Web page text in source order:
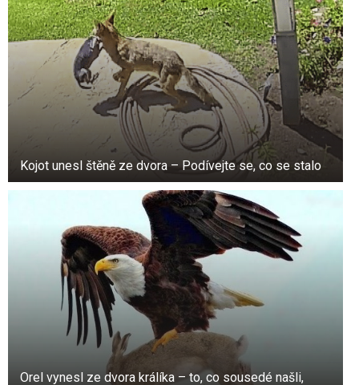
Další častou příčinou svědění pupku je
kvasinková infekce. Je způsobena houbou
zvanou candida, která obvykle postihuje vlhké
záhyby kůže. Pokud máte kvasinkovou infekci v
této oblasti, můžete vidět jasně červenou
Kojot unesl štěně ze dvora – Podívejte se, co se stalo
Orel vynesl ze dvora králíka – to, co sousedé našli,